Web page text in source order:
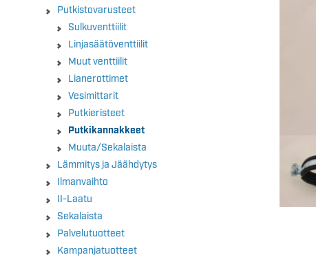
Putkistovarusteet
Sulkuventtiilit
Linjasäätöventtiilit
Muut venttiilit
Lianerottimet
Vesimittarit
Putkieristeet
Putkikannakkeet
Muuta/Sekalaista
Lämmitys ja Jäähdytys
Ilmanvaihto
II-Laatu
Sekalaista
Palvelutuotteet
Kampanjatuotteet